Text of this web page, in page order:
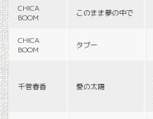
CHICA
BOOM
このまま夢の中で
CHICA
BOOM
タブー
千菅春香 愛の太陽